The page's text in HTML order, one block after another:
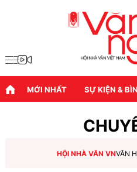
MỚI NHẤT SỰ KIỆN &
HỘI NHÀ VĂN VNVĂN